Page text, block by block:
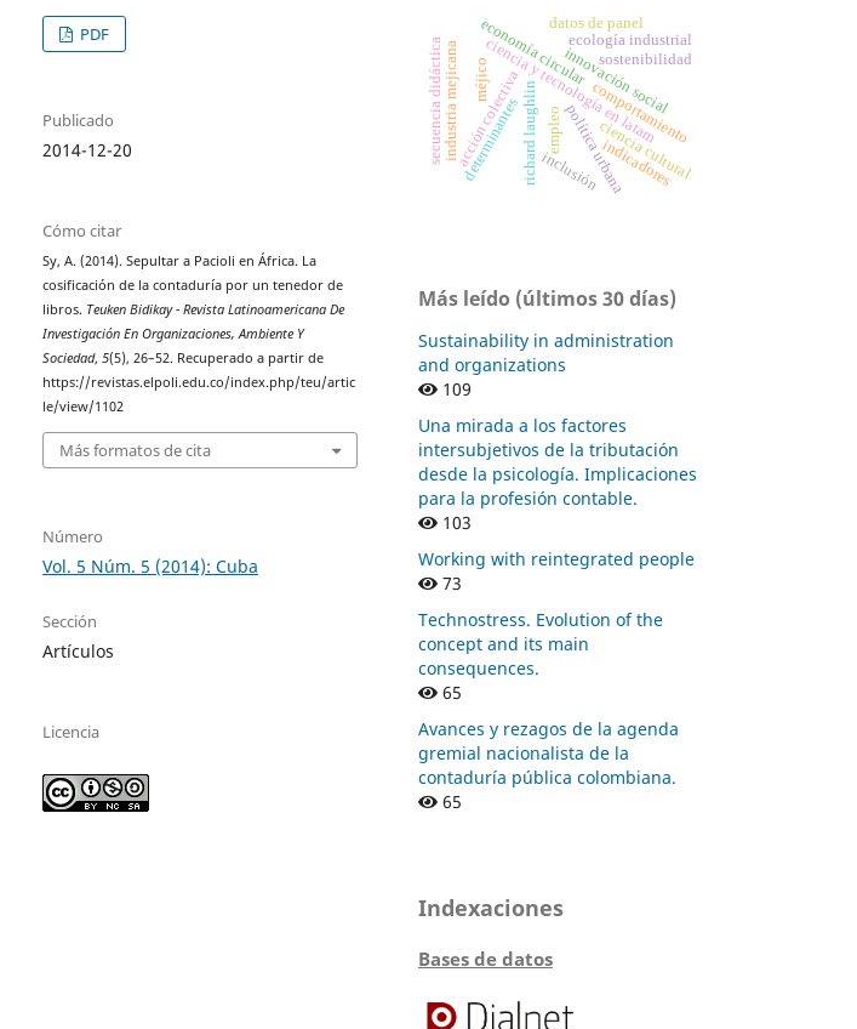
PDF
Publicado
2014-12-20
Cómo citar
Sy, A. (2014). Sepultar a Pacioli en África. La
cosificación de la contaduría por un tenedor de
libros. Teuken Bidikay - Revista Latinoamericana De
Investigación En Organizaciones, Ambiente Y
Sociedad,5(5), 26–52. Recuperado a partir de
https://revistas.elpoli.edu.co/index.php/teu/artic
le/view/1102
Más formatos de cita
Número
Vol. 5 Núm. 5 (2014): Cuba
Sección
Artículos
Licencia
richard laughlin
ciencia y tecnología en latam
innovación social
política urbana
acción colectiva empleo
ecología industrial
economía circular
comportamiento
sostenibilidad
determinantes
méjico
industria mejicana
datos de panel
ciencia cultural
secuencia didáctica
inclusiónindicadores
Más leído (últimos 30 días)
Sustainability in administration
and organizations
109
Una mirada a los factores
intersubjetivos de la tributación
desde la psicología. Implicaciones
para la profesión contable.
103
Working with reintegrated people
73
Technostress. Evolution of the
concept and its main
consequences.
65
Avances y rezagos de la agenda
gremial nacionalista de la
contaduría pública colombiana.
65
Indexaciones
Bases de datos